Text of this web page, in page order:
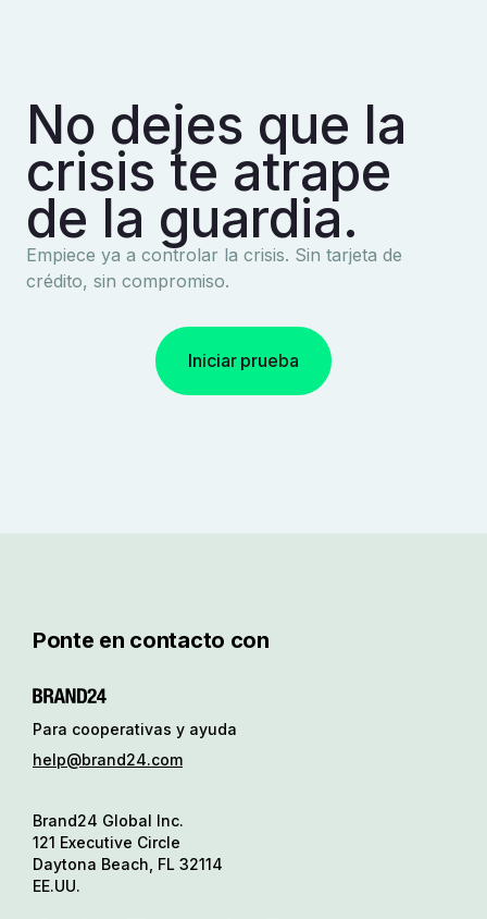
No dejes que la
crisis te atrape
de la guardia.
Empiece ya a controlar la crisis. Sin tarjeta de
crédito, sin compromiso.
Iniciar prueba
Ponte en contacto con
Para cooperativas y ayuda
help@brand24.com
Brand24 Global Inc.
121 Executive Circle
Daytona Beach, FL 32114
EE.UU.